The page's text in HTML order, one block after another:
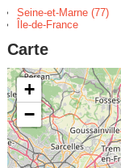
Seine-et-Marne (77)
Île-de-France
Carte
+
−